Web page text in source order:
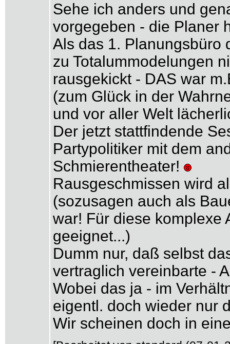
Sehe ich anders und
vorgegeben - die Planer
Als das 1. Planungsbüro
zu Totalummodelungen
rausgekickt - DAS war
(zum Glück in der
und vor aller Welt
Der jetzt stattfindende
Partypolitiker mit dem
Schmierentheater!
Rausgeschmissen wird
(sozusagen auch als
war! Für diese komplexe
geeignet...)
Dumm nur, daß selbst
vertraglich vereinbarte -
Wobei das ja - im
eigentl. doch wieder nur
Wir scheinen doch in